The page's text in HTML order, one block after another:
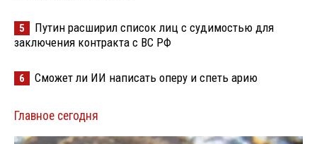
5
Путин расширил список лиц с судимостью для
заключения контракта с ВС РФ
6 Сможет ли ИИ написать оперу и спеть арию
Главное сегодня